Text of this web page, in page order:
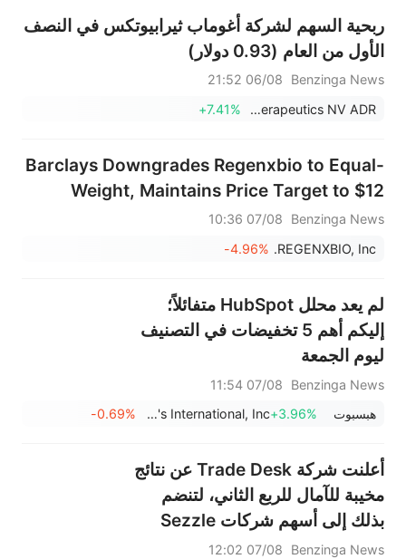
ربحية السهم لشركة أغوماب ثيرابيوتكس في النصف
الأول من العام (0.93 دولار)
Benzinga News
06/08 21:52
AgomAb Therapeutics NV ADR
+7.41%
Barclays Downgrades Regenxbio to Equal-
Weight, Maintains Price Target to $12
Benzinga News
07/08 10:36
REGENXBIO, Inc.
-4.96%
لم يعد محلل HubSpot متفائلاً؛
إليكم أهم 5 تخفيضات في التصنيف
ليوم الجمعة
Benzinga News
07/08 11:54
هبسبوت
+3.96%
Papa John's International, Inc.
-0.69%
أعلنت شركة Trade Desk عن نتائج
مخيبة للآمال للربع الثاني، لتنضم
بذلك إلى أسهم شركات Sezzle
وResmed وOuster وغيرها من
Benzinga News
07/08 12:02